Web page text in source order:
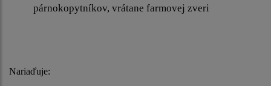
párnokopytníkov, vrátane farmovej zveri
Nariaďuje: